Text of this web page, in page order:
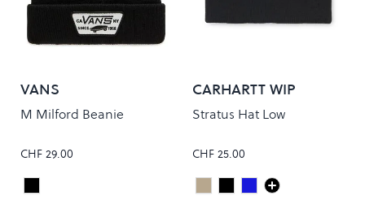
VANS
M Milford Beanie
CHF 29.00
Colour
Black
CARHARTT WIP
Stratus Hat Low
CHF 25.00
Colour
Cypress
BlackDark Navy